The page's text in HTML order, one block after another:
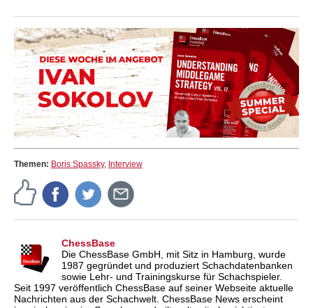
Themen: Boris Spassky, Interview
ChessBase
Die ChessBase GmbH, mit Sitz in Hamburg, wurde
1987 gegründet und produziert Schachdatenbanken
sowie Lehr- und Trainingskurse für Schachspieler.
Seit 1997 veröffentlich ChessBase auf seiner Webseite aktuelle
Nachrichten aus der Schachwelt. ChessBase News erscheint